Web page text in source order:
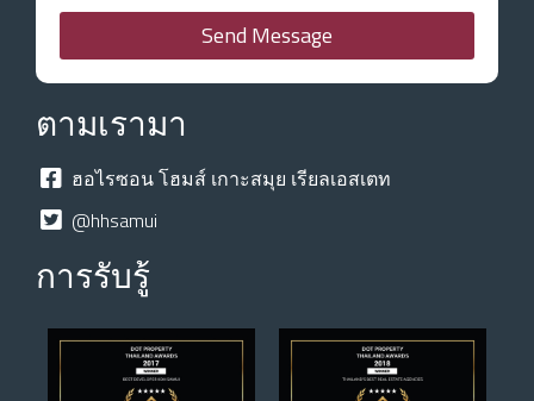
Send Message
ตามเรามา
ฮอไรซอน โฮมส์ เกาะสมุย เรียลเอสเตท
@hhsamui
การรับรู้